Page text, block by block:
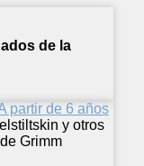
de la
partir de 6 años
y otros
Grimm